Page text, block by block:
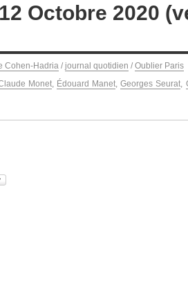
Octobre 2020
Cohen-Hadria / journal quotidien / Oublier Paris
Monet, Édouard Manet ,Georges Seurat